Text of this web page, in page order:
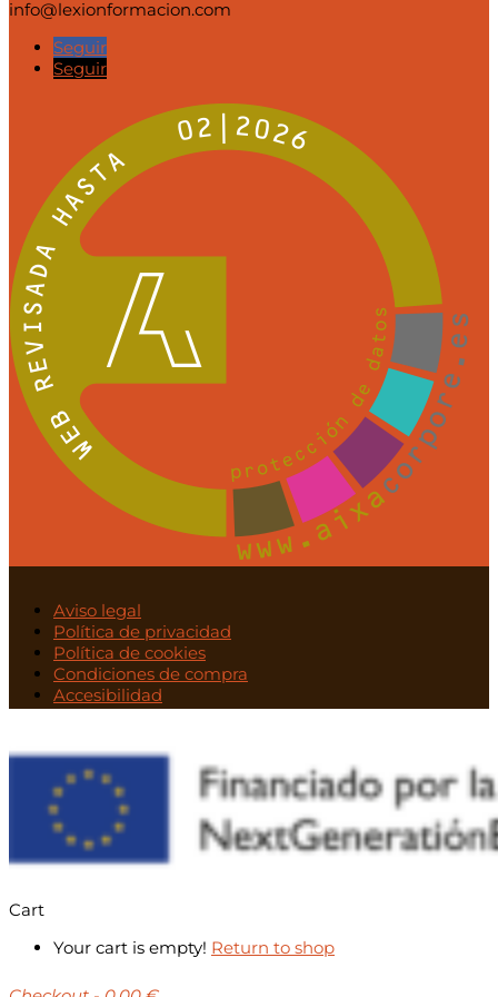
info@lexionformacion.com
Seguir
Seguir
Aviso legal
Política de privacidad
Política de cookies
Condiciones de compra
Accesibilidad
Cart
Your cart is empty! Return to shop